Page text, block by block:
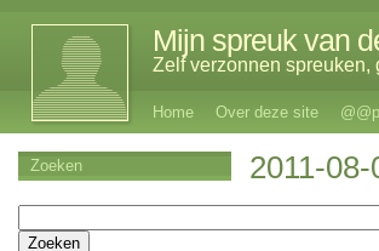
Mijn spreuk van
Zelf verzonnen spreuken,
Home Over deze site
2011-08-
Zoeken